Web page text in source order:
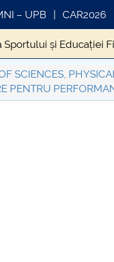
– UPB CAR2026
Sportului și Educației
Activitate și
SCIENCES,
PENTRU